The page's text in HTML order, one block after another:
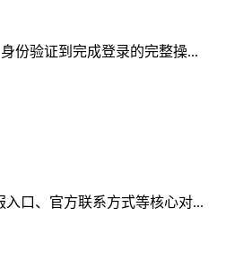
份验证到完成登录的完整操...
口、官方联系方式等核心对...